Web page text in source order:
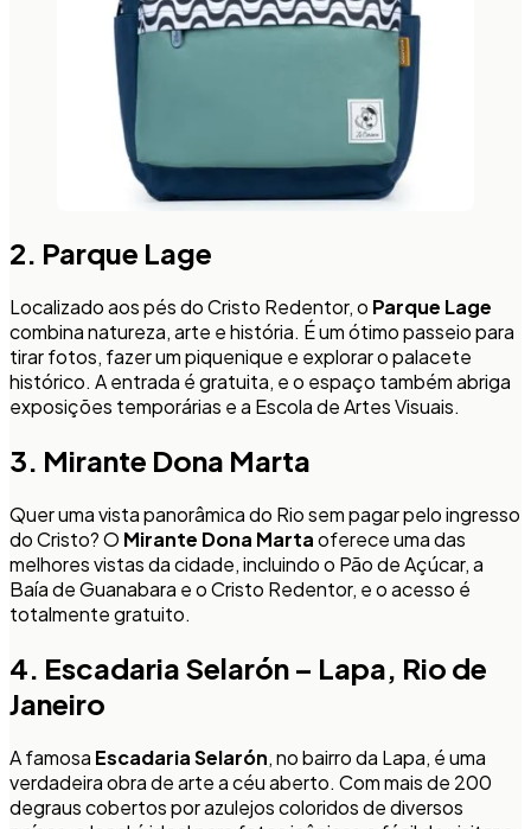
2. Parque Lage
Localizado aos pés do Cristo Redentor, o Parque Lage
combina natureza, arte e história. É um ótimo passeio para
tirar fotos, fazer um piquenique e explorar o palacete
histórico. A entrada é gratuita, e o espaço também abriga
exposições temporárias e a Escola de Artes Visuais.
3. Mirante Dona Marta
Quer uma vista panorâmica do Rio sem pagar pelo ingresso
do Cristo? O Mirante Dona Martaoferece uma das
melhores vistas da cidade, incluindo o Pão de Açúcar, a
Baía de Guanabara e o Cristo Redentor, e o acesso é
totalmente gratuito.
4. Escadaria Selarón – Lapa, Rio de
Janeiro
A famosa Escadaria Selarón, no bairro da Lapa, é uma
verdadeira obra de arte a céu aberto. Com mais de 200
degraus cobertos por azulejos coloridos de diversos